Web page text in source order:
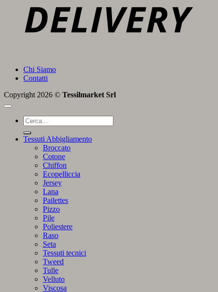
Chi Siamo
Contatti
Copyright 2026 © Tessilmarket Srl
Cerca:
Tessuti Abbigliamento
Broccato
Cotone
Chiffon
Ecopelliccia
Jersey
Lana
Pailettes
Pizzo
Pile
Poliestere
Raso
Seta
Tessuti tecnici
Tweed
Tulle
Velluto
Viscosa